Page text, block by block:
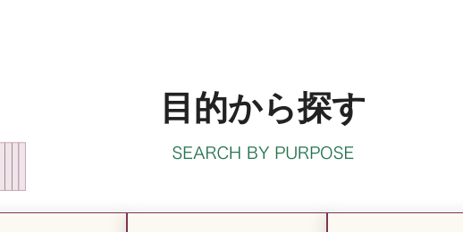
目的から探す